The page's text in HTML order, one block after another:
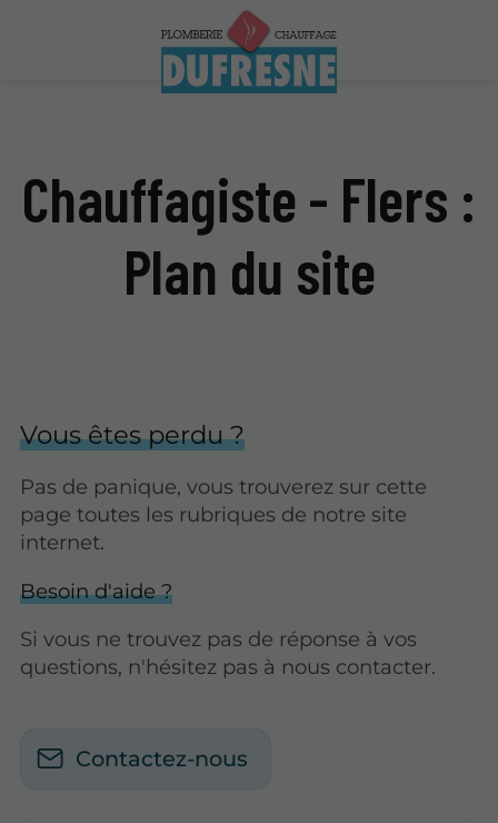
Chauffagiste - Flers :
Plan du site
Vous êtes perdu ?
Pas de panique, vous trouverez sur cette
page toutes les rubriques de notre site
internet.​​
Besoin d'aide ?
Si vous ne trouvez pas de réponse à vos
questions, n'hésitez pas à nous contacter.
Contactez-nous